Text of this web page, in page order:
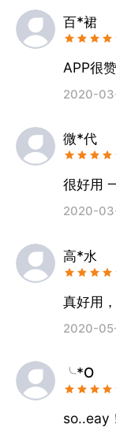
百*裙
APP很
2020-
微*代
很好用
2020-
高*水
真好用
2020-
╰*O
so..eay